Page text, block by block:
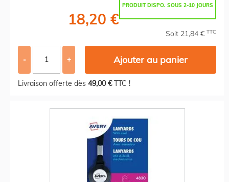
PRODUIT DISPO. SOUS 2-10 JOURS
18,20 €
Soit 21,84 € TTC
- + Ajouter au panier
Livraison offerte dès 49,00 €TTC !